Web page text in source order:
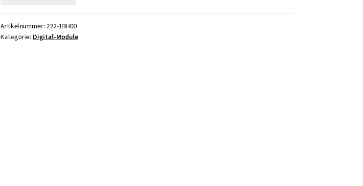
Artikelnummer: 222-1BH00
Kategorie: Digital-Module